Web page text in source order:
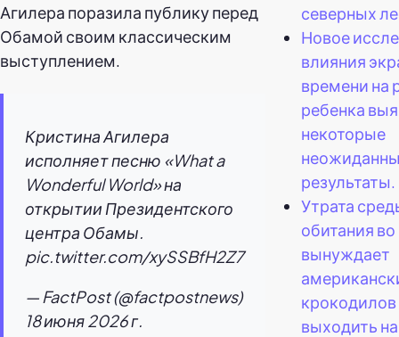
Агилера поразила публику перед
Обамой своим классическим
выступлением.
Кристина Агилера
исполняет песню «What a
Wonderful World» на
открытии Президентского
центра Обамы.
pic.twitter.com/xySSBfH2Z7
— FactPost (@factpostnews)
18 июня 2026 г.
северных
Новое
влияния
времени на
ребенка
некоторые
результаты.
Утрата
обитания
вынуждает
крокодилов
выходить на